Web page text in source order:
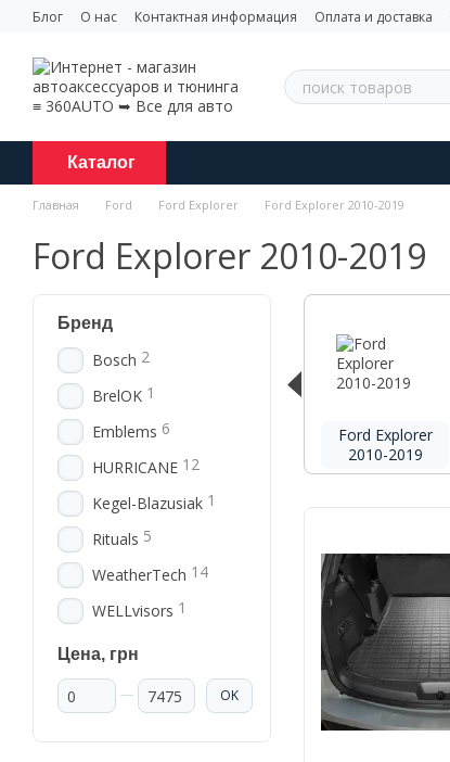
Перейти к основному контенту
Блог О нас Контактная информация Оплата и доставка
Каталог
Главная Ford Ford Explorer Ford Explorer 2010-2019
Ford Explorer 2010-2019
Ford Explorer
2010-2019
Бренд
Bosch 2
BrelOK 1
Emblems 6
HURRICANE 12
Kegel-Blazusiak 1
Rituals 5
WeatherTech 14
WELLvisors 1
Цена, грн
От Цена, грн
До Цена, грн OK